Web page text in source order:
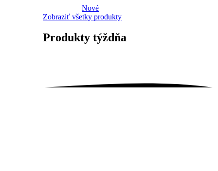
Nové
Zobraziť všetky produkty
Produkty týždňa